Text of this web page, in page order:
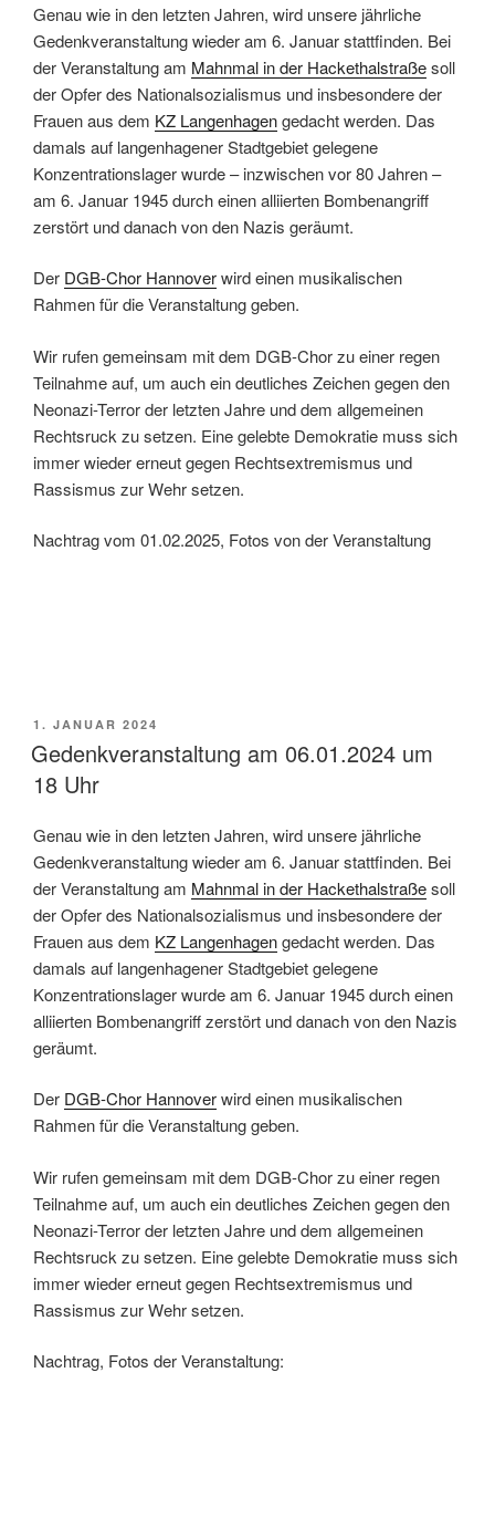
Genau wie in den letzten Jahren, wird unsere jährliche
Gedenkveranstaltung wieder am 6. Januar stattfinden. Bei
der Veranstaltung am Mahnmal in der Hackethalstraßesoll
der Opfer des Nationalsozialismus und insbesondere der
Frauen aus dem KZ Langenhagengedacht werden. Das
damals auf langenhagener Stadtgebiet gelegene
Konzentrationslager wurde – inzwischen vor 80 Jahren –
am 6. Januar 1945 durch einen alliierten Bombenangriff
zerstört und danach von den Nazis geräumt.
Der DGB-Chor Hannoverwird einen musikalischen
Rahmen für die Veranstaltung geben.
Wir rufen gemeinsam mit dem DGB-Chor zu einer regen
Teilnahme auf, um auch ein deutliches Zeichen gegen den
Neonazi-Terror der letzten Jahre und dem allgemeinen
Rechtsruck zu setzen. Eine gelebte Demokratie muss sich
immer wieder erneut gegen Rechtsextremismus und
Rassismus zur Wehr setzen.
Nachtrag vom 01.02.2025, Fotos von der Veranstaltung
VERÖFFENTLICHT
AM
1. JANUAR 2024
Gedenkveranstaltung am 06.01.2024 um
18 Uhr
Genau wie in den letzten Jahren, wird unsere jährliche
Gedenkveranstaltung wieder am 6. Januar stattfinden. Bei
der Veranstaltung am Mahnmal in der Hackethalstraßesoll
der Opfer des Nationalsozialismus und insbesondere der
Frauen aus dem KZ Langenhagengedacht werden. Das
damals auf langenhagener Stadtgebiet gelegene
Konzentrationslager wurde am 6. Januar 1945 durch einen
alliierten Bombenangriff zerstört und danach von den Nazis
geräumt.
Der DGB-Chor Hannoverwird einen musikalischen
Rahmen für die Veranstaltung geben.
Wir rufen gemeinsam mit dem DGB-Chor zu einer regen
Teilnahme auf, um auch ein deutliches Zeichen gegen den
Neonazi-Terror der letzten Jahre und dem allgemeinen
Rechtsruck zu setzen. Eine gelebte Demokratie muss sich
immer wieder erneut gegen Rechtsextremismus und
Rassismus zur Wehr setzen.
Nachtrag, Fotos der Veranstaltung: